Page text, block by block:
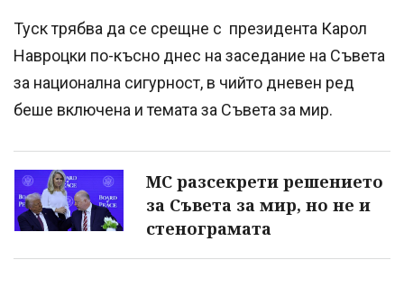
Туск трябва да се срещне с президента Карол
Навроцки по-късно днес на заседание на Съвета
за национална сигурност, в чийто дневен ред
беше включена и темата за Съвета за мир.
МС разсекрети решението
за Съвета за мир, но не и
стенограмата